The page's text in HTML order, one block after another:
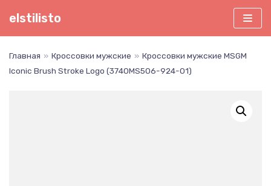
Перейти
elstilisto
Главная » Кроссовки мужские » Кроссовки мужские MSGM
Iconic Brush Stroke Logo (3740MS506-924-01)